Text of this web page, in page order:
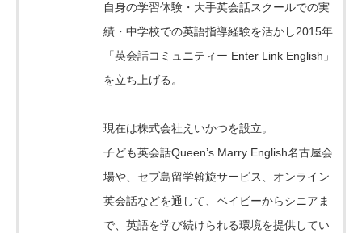
自身の学習体験・大手英会話スクールでの実
績・中学校での英語指導経験を活かし2015年
「英会話コミュニティー Enter Link English」
を立ち上げる。
現在は株式会社えいかつを設立。
子ども英会話Queen’s Marry English名古屋会
場や、セブ島留学斡旋サービス、オンライン
英会話などを通して、ベイビーからシニアま
で、英語を学び続けられる環境を提供してい